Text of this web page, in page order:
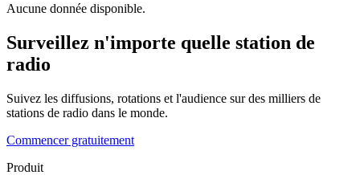
Aucune donnée disponible.
Surveillez n'importe quelle station de
radio
Suivez les diffusions, rotations et l'audience sur des milliers de
stations de radio dans le monde.
Commencer gratuitement
Produit